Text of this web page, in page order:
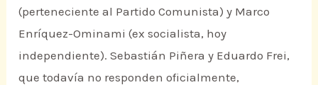
(perteneciente al Partido Comunista) y Marco
Enríquez-Ominami (ex socialista, hoy
independiente). Sebastián Piñera y Eduardo Frei,
que todavía no responden oficialmente,